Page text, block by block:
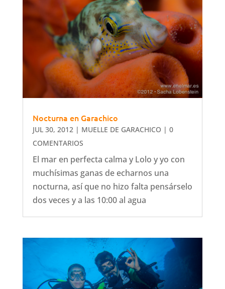
Nocturna en Garachico
JUL 30, 2012| MUELLE DE GARACHICO | 0
COMENTARIOS
El mar en perfecta calma y Lolo y yo con
muchísimas ganas de echarnos una
nocturna, así que no hizo falta pensárselo
dos veces y a las 10:00 al agua